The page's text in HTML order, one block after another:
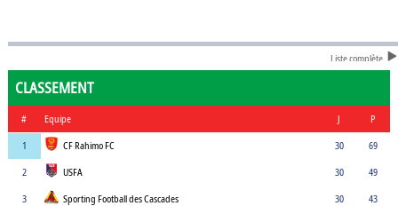
Liste complète
CLASSEMENT
# Equipe J
P
1
CF Rahimo FC 30
69
2
USFA 30
49
3
Sporting Football des Cascades 30
43